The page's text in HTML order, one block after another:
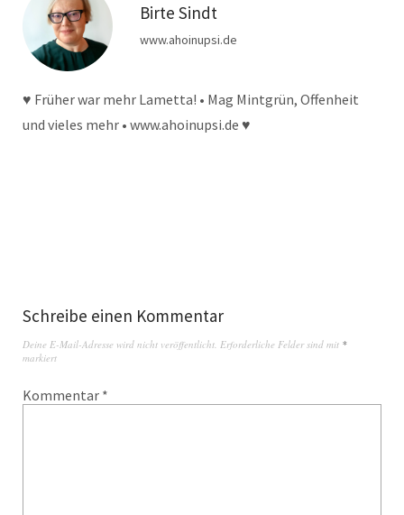
Birte Sindt
www.ahoinupsi.de
♥ Früher war mehr Lametta! • Mag Mintgrün, Offenheit
und vieles mehr • www.ahoinupsi.de ♥
Schreibe einen Kommentar
Deine E-Mail-Adresse wird nicht veröffentlicht. Erforderliche Felder sind mit *
markiert
Kommentar *